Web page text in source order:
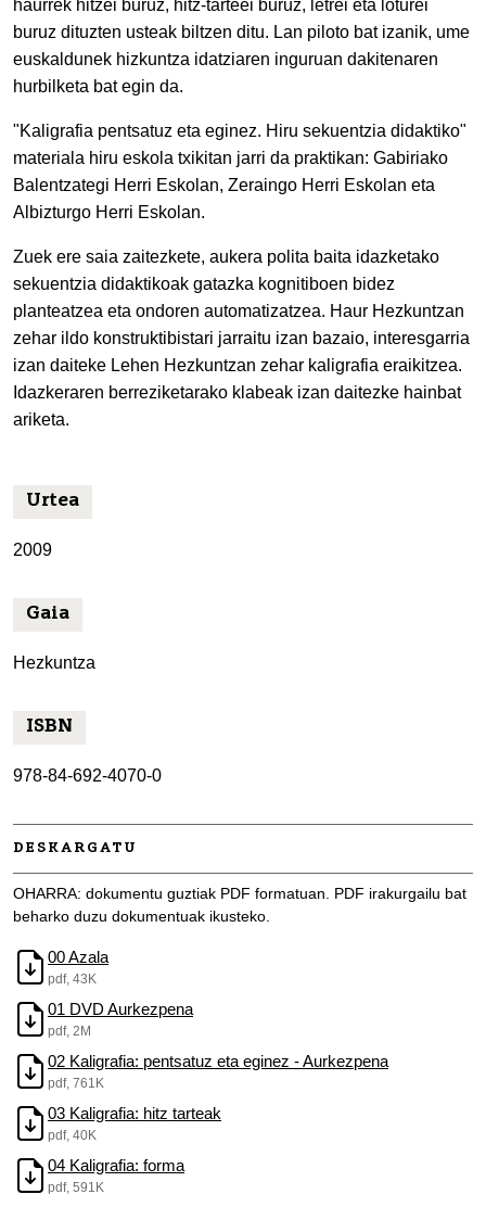
haurrek hitzei buruz, hitz-tarteei buruz, letrei eta loturei
buruz dituzten usteak biltzen ditu. Lan piloto bat izanik, ume
euskaldunek hizkuntza idatziaren inguruan dakitenaren
hurbilketa bat egin da.
"Kaligrafia pentsatuz eta eginez. Hiru sekuentzia didaktiko"
materiala hiru eskola txikitan jarri da praktikan: Gabiriako
Balentzategi Herri Eskolan, Zeraingo Herri Eskolan eta
Albizturgo Herri Eskolan.
Zuek ere saia zaitezkete, aukera polita baita idazketako
sekuentzia didaktikoak gatazka kognitiboen bidez
planteatzea eta ondoren automatizatzea. Haur Hezkuntzan
zehar ildo konstruktibistari jarraitu izan bazaio, interesgarria
izan daiteke Lehen Hezkuntzan zehar kaligrafia eraikitzea.
Idazkeraren berreziketarako klabeak izan daitezke hainbat
ariketa.
Urtea
2009
Gaia
Hezkuntza
ISBN
978-84-692-4070-0
DESKARGATU
OHARRA: dokumentu guztiak PDF formatuan. PDF irakurgailu bat
beharko duzu dokumentuak ikusteko.
00 Azala
pdf, 43K
01 DVD Aurkezpena
pdf, 2M
02 Kaligrafia: pentsatuz eta eginez - Aurkezpena
pdf, 761K
03 Kaligrafia: hitz tarteak
pdf, 40K
04 Kaligrafia: forma
pdf, 591K